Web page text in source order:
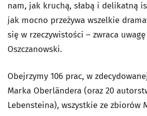
nam, jak kruchą, słabą i delikatną
jak mocno przeżywa wszelkie
się w rzeczywistości – zwraca
Oszczanowski.
Obejrzymy 106 prac, w
Marka Oberländera (oraz 20
Lebensteina), wszystkie ze zbiorów